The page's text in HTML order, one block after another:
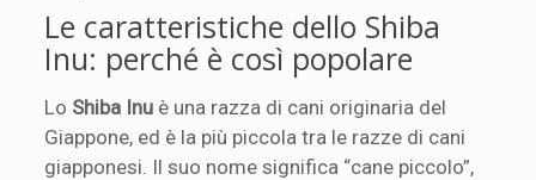
Le caratteristiche dello Shiba
Inu: perché è così popolare
Lo Shiba Inu è una razza di cani originaria del
Giappone, ed è la più piccola tra le razze di cani
giapponesi. Il suo nome significa “cane piccolo”,